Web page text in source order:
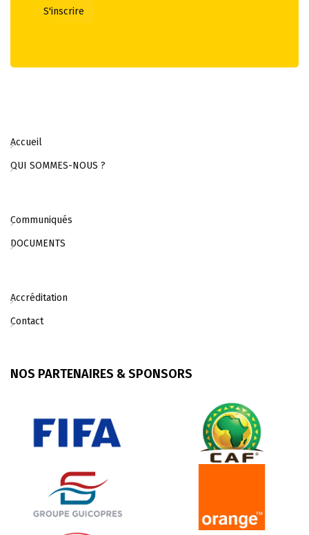
Accueil
QUI SOMMES-NOUS ?
Communiqués
DOCUMENTS
Accréditation
Contact
NOS PARTENAIRES & SPONSORS